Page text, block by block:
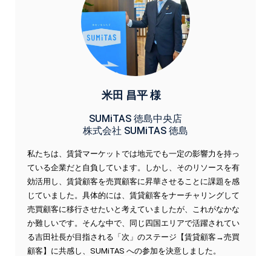
米田 昌平 様
SUMiTAS 徳島中央店
株式会社 SUMiTAS 徳島
私たちは、賃貸マーケットでは地元でも一定の影響力を持っ
ている企業だと自負しています。しかし、そのリソースを有
効活用し、賃貸顧客を売買顧客に昇華させることに課題を感
じていました。具体的には、賃貸顧客をナーチャリングして
売買顧客に移行させたいと考えていましたが、これがなかな
か難しいです。そんな中で、同じ四国エリアで活躍されてい
る吉田社長が目指される「次」のステージ【賃貸顧客→売買
顧客】に共感し、SUMiTAS への参加を決意しました。